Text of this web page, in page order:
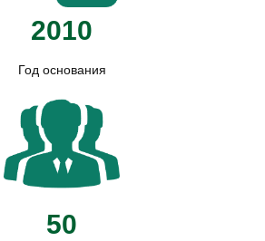
2010
Год основания
50